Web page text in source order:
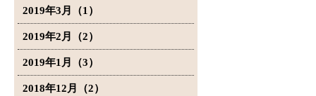
2019年3月（1）
2019年2月（2）
2019年1月（3）
2018年12月（2）